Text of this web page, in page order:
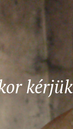
kérjük